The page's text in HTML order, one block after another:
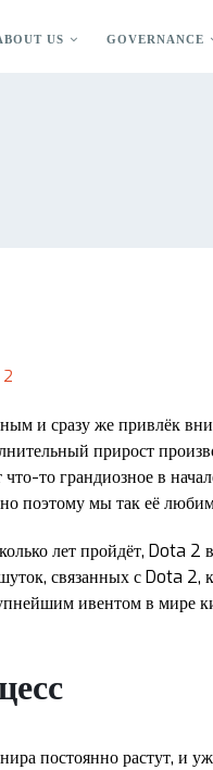
US GOVERNANCE
и сразу же привлёк
прирост
то грандиозное в
поэтому мы так её
лет пройдёт, Dota
связанных с Dota
ивентом в мире
постоянно растут, и